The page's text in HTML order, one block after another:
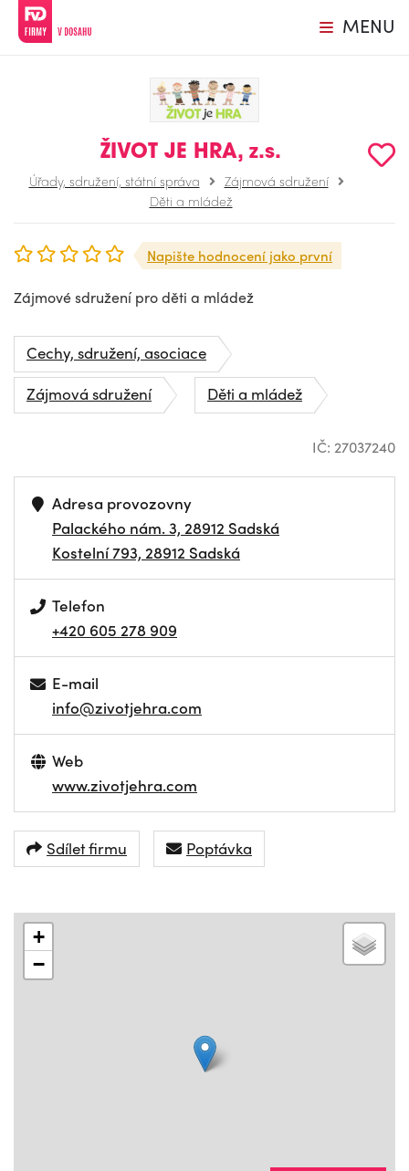
MENU
ŽIVOT JE HRA, z.s.
Úřady, sdružení, státní správa
Zájmová sdružení
Děti a mládež
Napište hodnocení jako první
Zájmové sdružení pro děti a mládež
Cechy, sdružení, asociace
Zájmová sdružení
Děti a mládež
IČ: 27037240
Adresa provozovny
Palackého nám. 3, 28912 Sadská
Kostelní 793, 28912 Sadská
Telefon
+420 605 278 909
E-mail
info@zivotjehra.com
Web
www.zivotjehra.com
Sdílet firmu Poptávka
+
−